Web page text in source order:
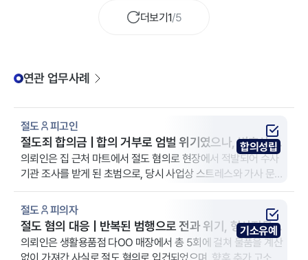
더보기1/5
연관 업무사례
절도 피고인
절도죄 합의금 | 합의 거부로 엄벌 위기였으나, 변호사 조
력으로 낮은 금액 합의 성공
의뢰인은 집 근처 마트에서 절도 혐의로 현장에서 적발되어 수사
기관 조사를 받게 된 초범으로, 당시 사업상 스트레스와 가사 문제
로 상당한 정신적 어려움을 겪던 중 범행에 이르게 되었다며 선처
를 받고자 법무법인 YK 제주 분사무소를 방문하였습니다.
합의성립
절도 피의자
절도 혐의 대응 | 반복된 범행으로 전과 위기, 형사전문변
호사 조력으로 기소유예
의뢰인은 생활용품점 다OO 매장에서 총 5회에 걸쳐 물품을 계산
기소유예